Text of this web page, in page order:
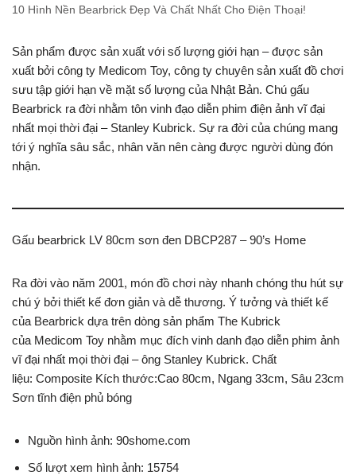
10 Hình Nền Bearbrick Đẹp Và Chất Nhất Cho Điện Thoại!
Sản phẩm được sản xuất với số lượng giới hạn – được sản
xuất bởi công ty Medicom Toy, công ty chuyên sản xuất đồ chơi
sưu tập giới hạn về mặt số lượng của Nhật Bản. Chú gấu
Bearbrick ra đời nhằm tôn vinh đạo diễn phim điện ảnh vĩ đại
nhất mọi thời đại – Stanley Kubrick. Sự ra đời của chúng mang
tới ý nghĩa sâu sắc, nhân văn nên càng được người dùng đón
nhận.
Gấu bearbrick LV 80cm sơn đen DBCP287 – 90’s Home
Ra đời vào năm 2001, món đồ chơi này nhanh chóng thu hút sự
chú ý bởi thiết kế đơn giản và dễ thương. Ý tưởng và thiết kế
của Bearbrick dựa trên dòng sản phẩm The Kubrick
của Medicom Toy nhằm mục đích vinh danh đạo diễn phim ảnh
vĩ đại nhất mọi thời đại – ông Stanley Kubrick. Chất
liệu: Composite Kích thước:Cao 80cm, Ngang 33cm, Sâu 23cm
Sơn tĩnh điện phủ bóng
Nguồn hình ảnh: 90shome.com
Số lượt xem hình ảnh: 15754